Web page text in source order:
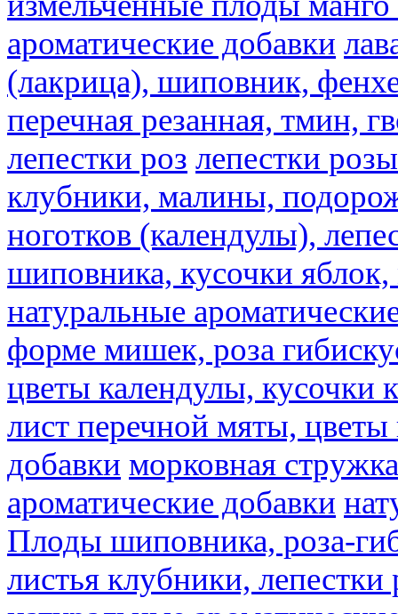
ароматические добавки
(лакрица), шиповник,
перечная резанная, тмин,
лепестки роз лепестки розы
клубники, малины,
ноготков (календулы),
шиповника, кусочки
натуральные
форме мишек, роза
цветы календулы, кусочки
лист перечной мяты,
добавки морковная стружка
ароматические добавки
Плоды шиповника, роза-
листья клубники,